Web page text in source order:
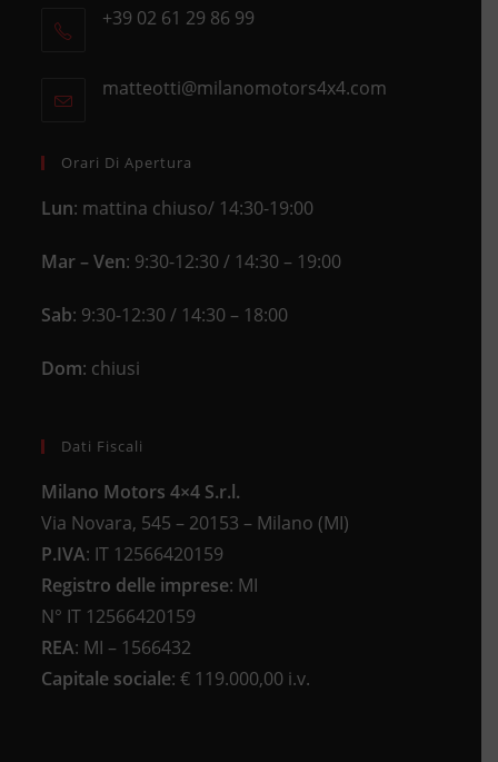
in
+39 02 61 29 86 99
your
matteotti@milanomotors4x4.comOpens
Orari Di Apertura
Lun: mattina chiuso/ 14:30-19:00
Mar – Ven: 9:30-12:30 / 14:30 – 19:00
Sab: 9:30-12:30 / 14:30 – 18:00
Dom: chiusi
Dati Fiscali
Milano Motors 4×4 S.r.l.
Via Novara, 545 – 20153 – Milano (MI)
P.IVA: IT 12566420159
Registro delle imprese: MI
N° IT 12566420159
REA: MI – 1566432
Capitale sociale: € 119.000,00 i.v.